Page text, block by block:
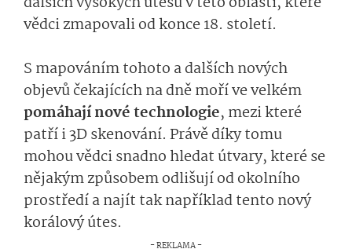
vědci zmapovali od konce 18. století.
S mapováním tohoto a dalších nových
objevů čekajících na dně moří ve velkém
pomáhají nové technologie, mezi které
patří i 3D skenování. Právě díky tomu
mohou vědci snadno hledat útvary, které se
nějakým způsobem odlišují od okolního
prostředí a najít tak například tento nový
korálový útes.